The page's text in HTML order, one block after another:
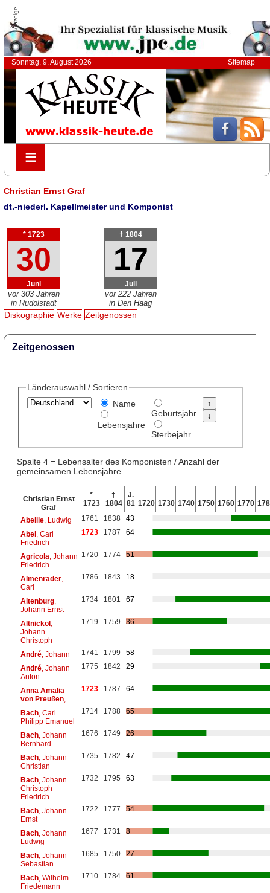
Anzeige
Sonntag, 9. August 2026 Sitemap
≡
≡
Christian Ernst Graf
dt.-niederl. Kapellmeister und Komponist
* 1723
30
Juni
vor 303 Jahren
in Rudolstadt
† 1804
17
Juli
vor 222 Jahren
in Den Haag
Diskographie Werke Zeitgenossen
Zeitgenossen
Länderauswahl / Sortieren
Name
Lebensjahre
Geburtsjahr
Sterbejahr
Spalte 4 = Lebensalter des Komponisten / Anzahl der
gemeinsamen Lebensjahre
Christian Ernst
Graf
*
1723
†
1804
J.
81 1720 1730 1740 1750 1760 1770
Abeille, Ludwig 1761 1838
43
Abel, Carl
Friedrich
1723 1787 64
Agricola , Johann
Friedrich
1720 1774 51
Almenräder,
Carl
1786 1843 18
Altenburg,
Johann Ernst
1734 1801 67
Altnickol,
Johann
Christoph
1719 1759 36
André, Johann 1741 1799
58
André, Johann
Anton
1775 1842 29
Anna Amalia
von Preußen,
1723 1787 64
Bach, Carl
Philipp Emanuel
1714 1788 65
Bach, Johann
Bernhard
1676 1749 26
Bach, Johann
Christian
1735 1782 47
Bach, Johann
Christoph
Friedrich
1732 1795 63
Bach, Johann
Ernst
1722 1777 54
Bach, Johann
Ludwig
1677 1731 8
Bach, Johann
Sebastian
1685 1750 27
Bach, Wilhelm
Friedemann
1710 1784 61